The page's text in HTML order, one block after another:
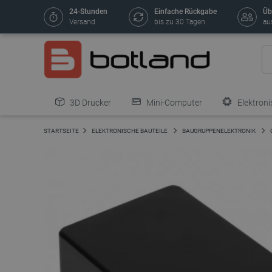
24-Stunden
Versand
Einfache Rückgabe
bis zu 30 Tagen
3D Drucker Mini-Computer
STARTSEITE ELEKTRONISCHE BAUTEILE BAUGRUPPENELEKTRONIK